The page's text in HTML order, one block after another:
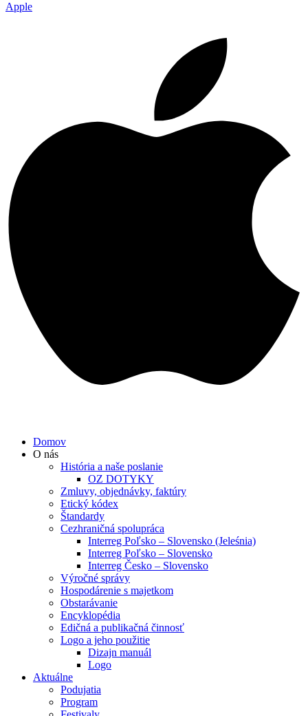
Apple
Domov
O nás
História a naše poslanie
OZ DOTYKY
Zmluvy, objednávky, faktúry
Etický kódex
Štandardy
Cezhraničná spolupráca
Interreg Poľsko – Slovensko (Jeleśnia)
Interreg Poľsko – Slovensko
Interreg Česko – Slovensko
Výročné správy
Hospodárenie s majetkom
Obstarávanie
Encyklopédia
Edičná a publikačná činnosť
Logo a jeho použitie
Dizajn manuál
Logo
Aktuálne
Podujatia
Program